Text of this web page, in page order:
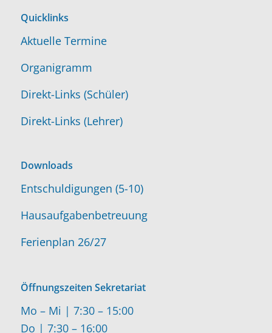
Quicklinks
Aktuelle Termine
Organigramm
Direkt-Links (Schüler)
Direkt-Links (Lehrer)
Downloads
Entschuldigungen (5-10)
Hausaufgabenbetreuung
Ferienplan 26/27
Öffnungszeiten Sekretariat
Mo – Mi | 7:30 – 15:00
Do | 7:30 – 16:00